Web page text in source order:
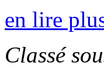
en lire
Classé